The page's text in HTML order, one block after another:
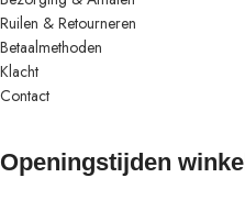
Ruilen & Retourneren
Betaalmethoden
Klacht
Contact
Openingstijden